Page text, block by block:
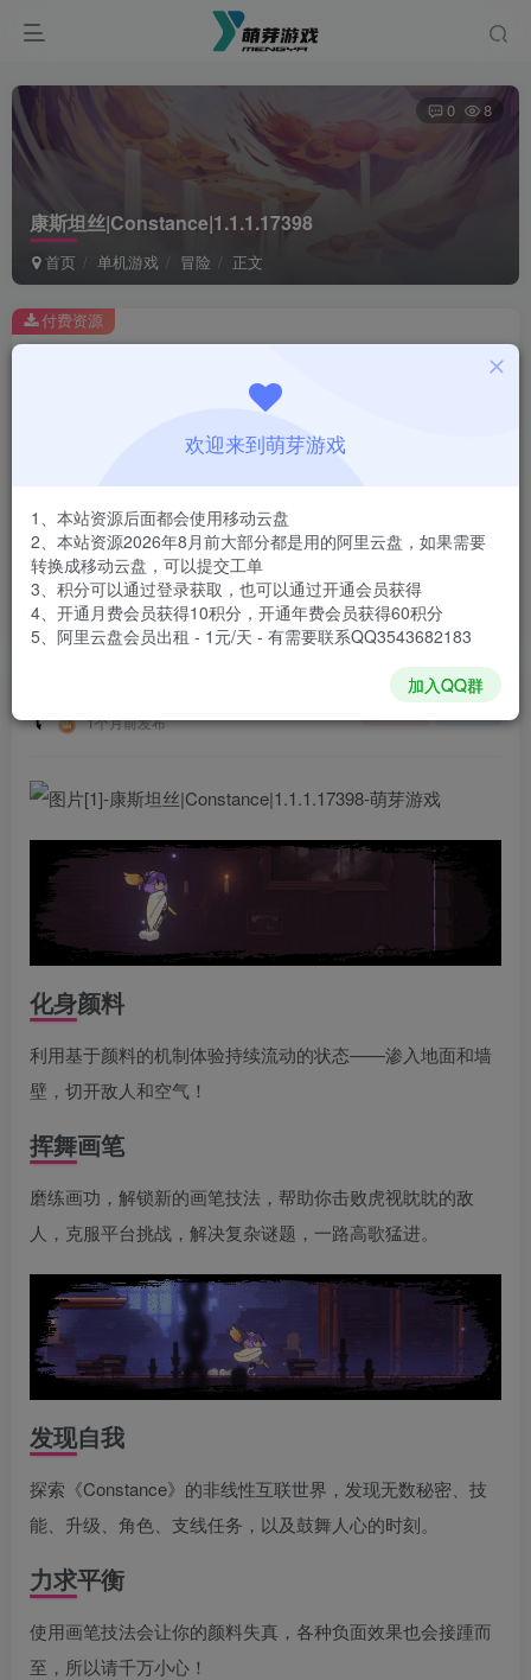
康斯坦丝|Constance|1.1.1.17398
首页 单机游戏 冒险 正文
0 8
此内容为付费资源，请付费后查看
￥1
免费
登录购买
安装包大小
游戏本体大小
1.62 GB
付费资源
1个月前发布
化身颜料
利用基于颜料的机制体验持续流动的状态——渗入地面和墙
壁，切开敌人和空气！
挥舞画笔
磨练画功，解锁新的画笔技法，帮助你击败虎视眈眈的敌
人，克服平台挑战，解决复杂谜题，一路高歌猛进。
发现自我
探索《Constance》的非线性互联世界，发现无数秘密、技
能、升级、角色、支线任务，以及鼓舞人心的时刻。
力求平衡
使用画笔技法会让你的颜料失真，各种负面效果也会接踵而
至，所以请千万小心！
欢迎来到萌芽游戏
1、本站资源后面都会使用移动云盘
2、本站资源2026年8月前大部分都是用的阿里云盘，如果需要
转换成移动云盘，可以提交工单
3、积分可以通过登录获取，也可以通过开通会员获得
4、开通月费会员获得10积分，开通年费会员获得60积分
5、阿里云盘会员出租 - 1元/天 - 有需要联系QQ3543682183
加入QQ群